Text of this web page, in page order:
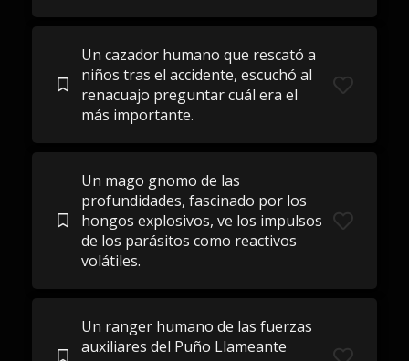
Un cazador humano que rescató a
niños tras el accidente, escuchó al
renacuajo preguntar cuál era el
más importante.
Un mago gnomo de las
profundidades, fascinado por los
hongos explosivos, ve los impulsos
de los parásitos como reactivos
volátiles.
Un ranger humano de las fuerzas
auxiliares del Puño Llameante